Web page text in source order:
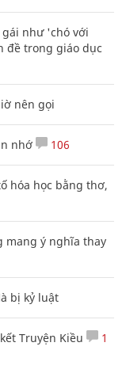
như 'chó với
đề trong giáo dục
nên gọi
nhớ 106
hóa học bằng thơ,
mang ý nghĩa thay
bị kỷ luật
Truyện Kiều 1